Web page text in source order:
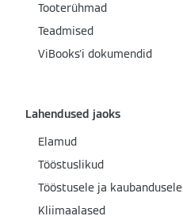
Tooterühmad
Teadmised
ViBooks'i dokumendid
Lahendused jaoks
Elamud
Tööstuslikud
Tööstusele ja kaubandusele
Kliimaalased